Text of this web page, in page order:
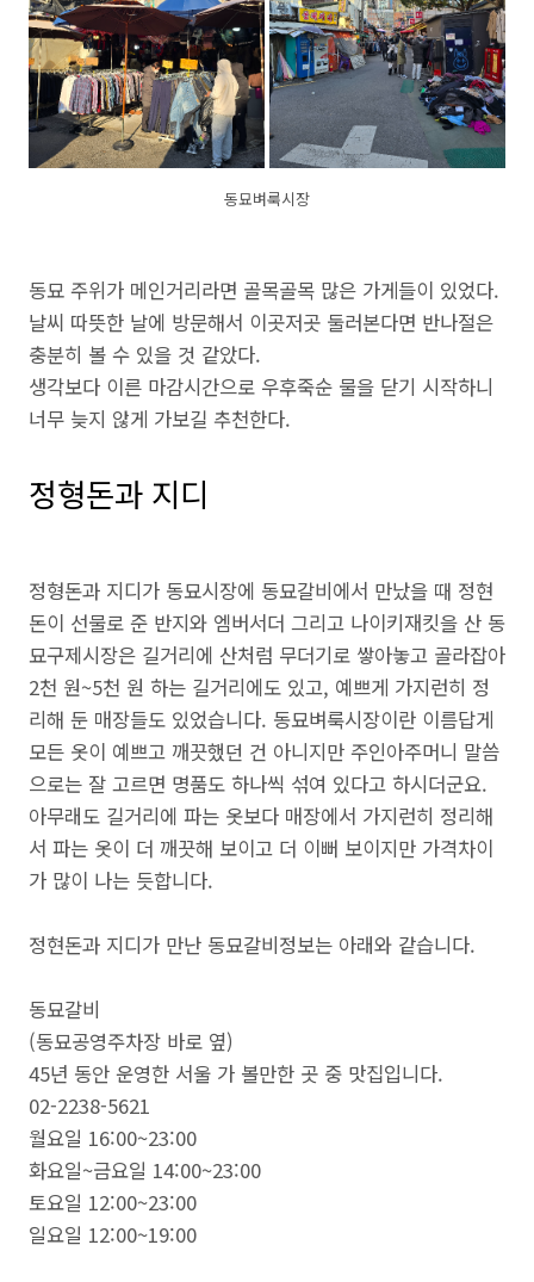
동묘벼룩시장
동묘 주위가 메인거리라면 골목골목 많은 가게들이 있었다.
날씨 따뜻한 날에 방문해서 이곳저곳 둘러본다면 반나절은
충분히 볼 수 있을 것 같았다.
생각보다 이른 마감시간으로 우후죽순 물을 닫기 시작하니
너무 늦지 않게 가보길 추천한다.
정형돈과 지디
정형돈과 지디가 동묘시장에 동묘갈비에서 만났을 때 정현
돈이 선물로 준 반지와 엠버서더 그리고 나이키재킷을 산 동
묘구제시장은 길거리에 산처럼 무더기로 쌓아놓고 골라잡아
2천 원~5천 원 하는 길거리에도 있고, 예쁘게 가지런히 정
리해 둔 매장들도 있었습니다. 동묘벼룩시장이란 이름답게
모든 옷이 예쁘고 깨끗했던 건 아니지만 주인아주머니 말씀
으로는 잘 고르면 명품도 하나씩 섞여 있다고 하시더군요.
아무래도 길거리에 파는 옷보다 매장에서 가지런히 정리해
서 파는 옷이 더 깨끗해 보이고 더 이뻐 보이지만 가격차이
가 많이 나는 듯합니다.
정현돈과 지디가 만난 동묘갈비정보는 아래와 같습니다.
동묘갈비
(동묘공영주차장 바로 옆)
45년 동안 운영한 서울 가 볼만한 곳 중 맛집입니다.
02-2238-5621
월요일 16:00~23:00
화요일~금요일 14:00~23:00
토요일 12:00~23:00
일요일 12:00~19:00